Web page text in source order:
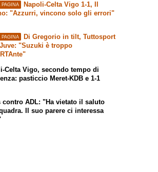
PAGINA Napoli-Celta Vigo 1-1,
: "Azzurri, vincono solo gli errori"
PAGINA Di Gregorio in tilt, Tuttosport
"Suzuki è troppo
Celta Vigo, secondo tempo di
pasticcio Meret-KDB e 1-1
contro ADL: "Ha vietato il saluto
Il suo parere ci interessa